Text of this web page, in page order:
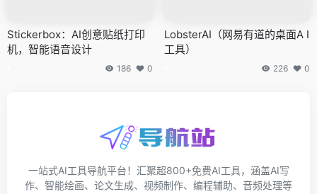
Stickerbox：AI创意贴纸打印
机，智能语音设计
186 0
LobsterAI（网易有道的桌面A I
工具）
226 0
一站式AI工具导航平台！汇聚超800+免费AI工具，涵盖AI写
作、智能绘画、论文生成、视频制作、编程辅助、音频处理等